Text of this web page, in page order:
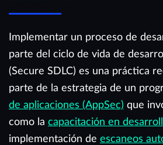
Implementar un proceso de
parte del ciclo de vida de
(Secure SDLC) es una práctica
parte de la estrategia de un
de aplicaciones (AppSec) que
como la capacitación en
implementación de escaneos